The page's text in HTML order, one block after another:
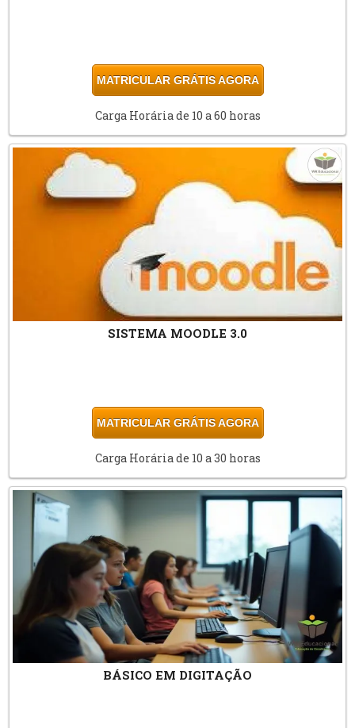
MATRICULAR GRÁTIS AGORA
Carga Horária de 10 a 60 horas
SISTEMA MOODLE 3.0
MATRICULAR GRÁTIS AGORA
Carga Horária de 10 a 30 horas
BÁSICO EM DIGITAÇÃO